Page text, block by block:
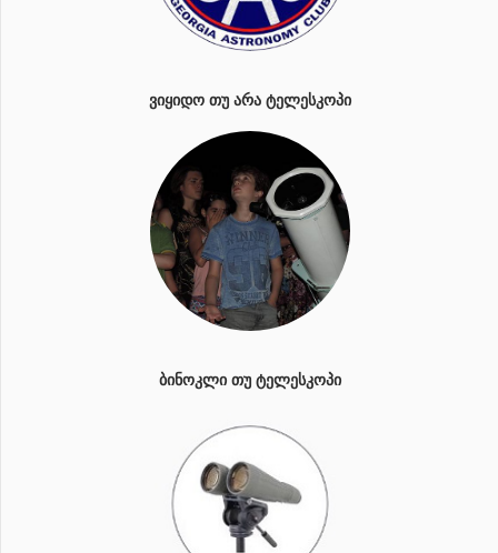
ᲕᲘᲧᲘᲓᲝ ᲗᲣ ᲐᲠᲐ ᲢᲔᲚᲔᲡᲙᲝᲞᲘ
ᲑᲘᲜᲝᲙᲚᲘ ᲗᲣ ᲢᲔᲚᲔᲡᲙᲝᲞᲘ